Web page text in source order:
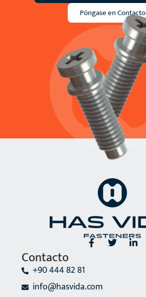
Póngase en Contacto
Contacto
+90 444 82 81
info@hasvida.com